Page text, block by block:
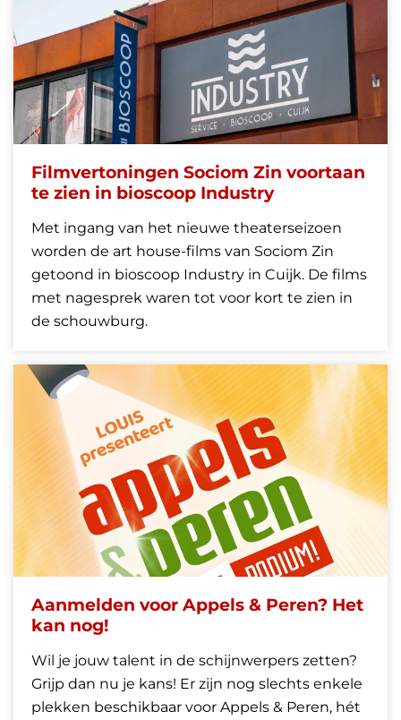
Filmvertoningen Sociom Zin voortaan
te zien in bioscoop Industry
Met ingang van het nieuwe theaterseizoen
worden de art house-films van Sociom Zin
getoond in bioscoop Industry in Cuijk. De films
met nagesprek waren tot voor kort te zien in
de schouwburg.
Aanmelden voor Appels & Peren? Het
kan nog!
Wil je jouw talent in de schijnwerpers zetten?
Grijp dan nu je kans! Er zijn nog slechts enkele
plekken beschikbaar voor Appels & Peren, hét